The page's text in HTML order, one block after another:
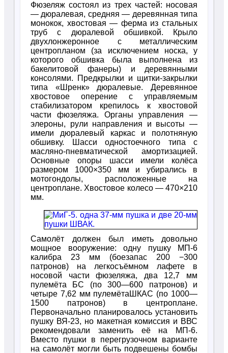
Фюзеляж состоял из трех частей: носовая
— дюралевая, средняя — деревянная типа
монокок, хвостовая — ферма из стальных
труб с дюралевой обшивкой. Крыло
двухлонжеронное с металлическим
центропланом (за исключением носка, у
которого обшивка была выполнена из
бакелитовой фанеры) и деревянными
консолями. Предкрылки и щитки-закрылки
типа «Шренк» дюралевые. Деревянное
хвостовое оперение с управляемым
стабилизатором крепилось к хвостовой
части фюзеляжа. Органы управления —
элероны, рули направления и высоты —
имели дюралевый каркас и полотняную
обшивку. Шасси одностоечного типа с
масляно-пневматической амортизацией.
Основные опоры шасси имели колёса
размером 1000×350 мм и убирались в
мотогондолы, расположенные на
центроплане. Хвостовое колесо — 470×210
мм.
Самолёт должен был иметь довольно
мощное вооружение: одну пушку МП-6
калибра 23 мм (боезапас 200 −300
патронов) на легкосъёмном лафете в
носовой части фюзеляжа, два 12,7 мм
пулемёта БС (по 300—600 патронов) и
четыре 7,62 мм пулемётаШКАС (по 1000—
1500 патронов) в центроплане.
Первоначально планировалось установить
пушку ВЯ-23, но макетная комиссия и ВВС
рекомендовали заменить её на МП-6.
Вместо пушки в перегрузочном варианте
на самолёт могли быть подвешены бомбы